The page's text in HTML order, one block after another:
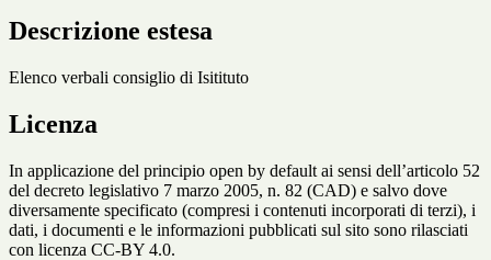
Descrizione estesa
Elenco verbali consiglio di Isitituto
Licenza
In applicazione del principio open by default ai sensi dell’articolo 52
del decreto legislativo 7 marzo 2005, n. 82 (CAD) e salvo dove
diversamente specificato (compresi i contenuti incorporati di terzi), i
dati, i documenti e le informazioni pubblicati sul sito sono rilasciati
con licenza CC-BY 4.0.